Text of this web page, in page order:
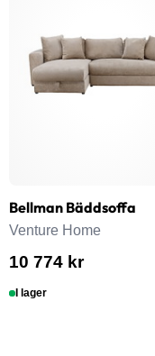
Bellman Bäddsoffa
Venture Home
10 774 kr
I lager